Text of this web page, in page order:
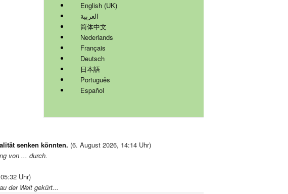
English (UK)
العربية
简体中文
Nederlands
Français
Deutsch
日本語
Português
Español
senken könnten. (6. August 2026, 14:14 Uhr)
von ... durch.
Uhr)
der Welt gekürt...